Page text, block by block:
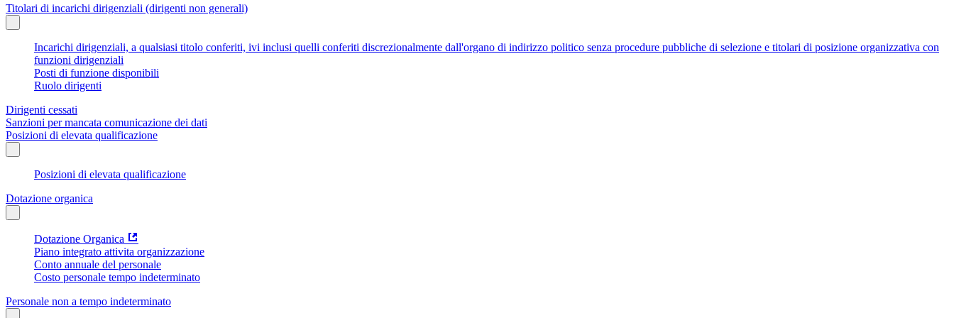
Titolari di incarichi dirigenziali (dirigenti non generali)
Incarichi dirigenziali, a qualsiasi titolo conferiti, ivi inclusi quelli conferiti discrezionalmente dall'organo di indirizzo politico senza procedure pubbliche di selezione e titolari di posizione organizzativa con
funzioni dirigenziali
Posti di funzione disponibili
Ruolo dirigenti
Dirigenti cessati
Sanzioni per mancata comunicazione dei dati
Posizioni di elevata qualificazione
Posizioni di elevata qualificazione
Dotazione organica
Dotazione Organica
Piano integrato attivita organizzazione
Conto annuale del personale
Costo personale tempo indeterminato
Personale non a tempo indeterminato